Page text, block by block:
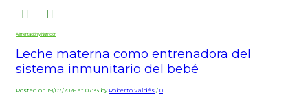
Alimentación y Nutrición
Leche materna como entrenadora del
sistema inmunitario del bebé
Posted on 19/07/2026 at 07:33 by Roberto Valdés / 0